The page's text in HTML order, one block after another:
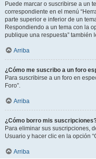
Puede marcar o suscribirse a un
correspondiente en el menú
parte superior e inferior de un
Respondiendo a un tema con la
publique una respuesta” también
Arriba
¿Cómo me suscribo a un foro
Para suscribirse a un foro en
Foro”.
Arriba
¿Cómo borro mis
Para eliminar sus suscripciones,
Usuario y hacer clic en la opción
Arriba